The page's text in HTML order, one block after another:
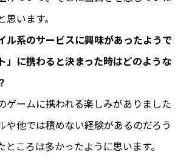
います。
ル系のサービスに興味があったようで
」に携わると決まった時はどのような
ゲームに携われる楽しみがありました
や他では積めない経験があるのだろう
ところは多かったように思います。